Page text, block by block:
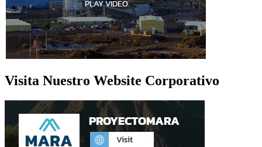
Visita Nuestro Website Corporativo